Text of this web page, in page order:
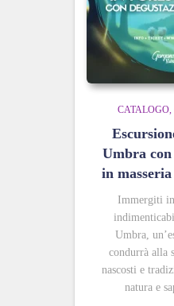
CATALOGO
Umbra con
in
Immergiti in
Umbra,
condurrà alla
nascosti e
natura e